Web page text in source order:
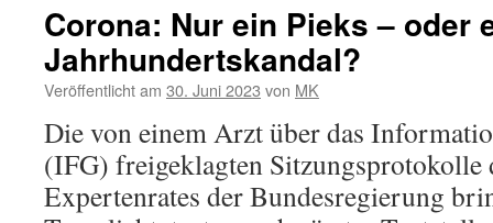
Corona: Nur ein Pieks – oder
Jahrhundertskandal?
Veröffentlicht am 30. Juni 2023 von MK
Die von einem Arzt über das
(IFG) freigeklagten Sitzungsprotokolle
Expertenrates der Bundesregierung